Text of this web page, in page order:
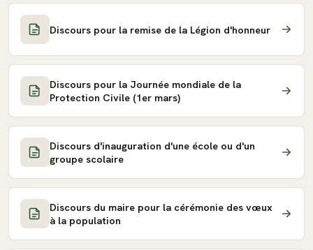
Discours pour la remise de la Légion d'honneur
Discours pour la Journée mondiale de la
Protection Civile (1er mars)
Discours d'inauguration d'une école ou d'un
groupe scolaire
Discours du maire pour la cérémonie des vœux
à la population